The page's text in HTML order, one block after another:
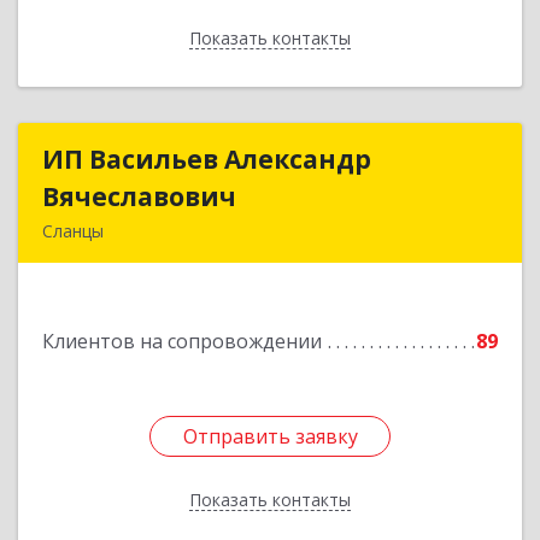
Показать контакты
Назад
ИП Васильев Александр
Вячеславович
Сланцы
Клиентов на сопровождении 89
Отправить заявку
Показать контакты
ИП Васильев Александр
Подробнее
Отправить заявку
Назад